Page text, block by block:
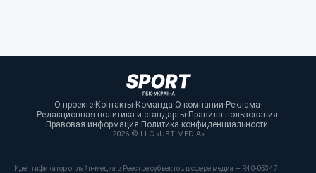
О проекте·Контакты·Команда·О компании·Реклама·
Редакционная политика и стандарты·Правила пользования·
Правовая информация·Политика конфиденциальности·
2026 © LLC «UBT MEDIA»
Идентификатор онлайн-медиа в Реестре субъектов в сфере медиа — R40-05347